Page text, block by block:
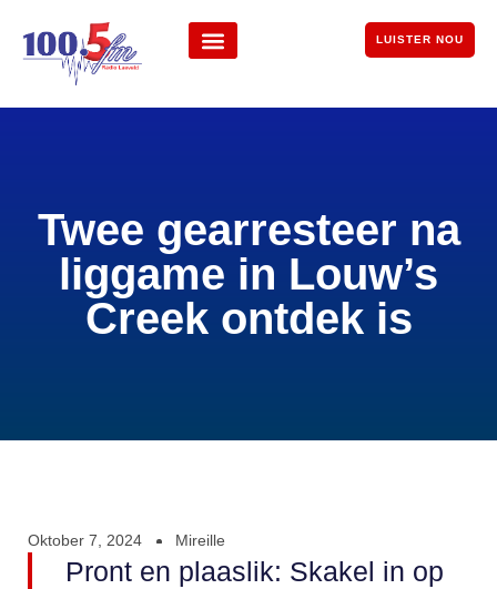
LUISTER NOU
Twee gearresteer na
liggame in Louw’s
Creek ontdek is
Oktober 7, 2024 Mireille
Pront en plaaslik: Skakel in op